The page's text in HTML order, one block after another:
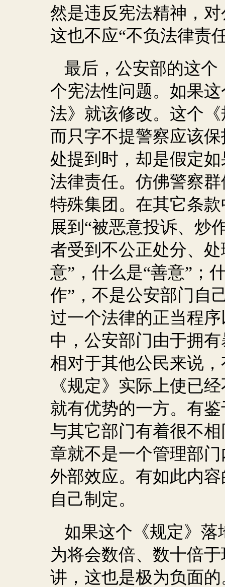
然是违反宪法精神，
这也不应“不负法律责
最后，公安部的这
个宪法性问题。如果
法》就该修改。这个
而只字不提警察应该
处提到时，却是假定
法律责任。仿佛警察
特殊集团。在其它条
展到“被恶意投诉、炒
者受到不公正处分、
意”，什么是“善意”；
作”，不是公安部门自
过一个法律的正当程
中，公安部门由于拥
相对于其他公民来说
《规定》实际上使已
就有优势的一方。有
与其它部门有着很不
章就不是一个管理部
外部效应。有如此内
自己制定。
如果这个《规定》
为将会数倍、数十倍
讲，这也是极为负面